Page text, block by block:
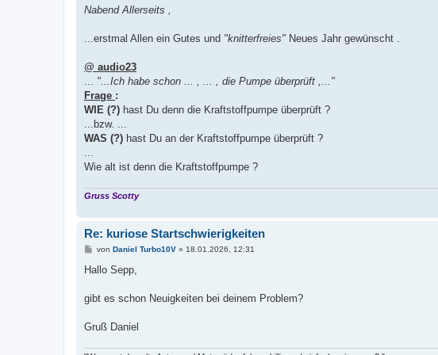
i
a
Nabend Allerseits ,
...erstmal Allen ein Gutes und "knitterfreies" Neues Jahr gewünscht .
@ audio23
"...Ich habe schon ... , ... , die Pumpe überprüft ,..."
Frage :
WIE (?) hast Du denn die Kraftstoffpumpe überprüft ?
...bzw. ...
WAS (?) hast Du an der Kraftstoffpumpe überprüft ?
Wie alt ist denn die Kraftstoffpumpe ?
Gruss Scotty
Re: kuriose Startschwierigkeiten
B
i
a
von Daniel Turbo10V» 18.01.2026, 12:31
Hallo Sepp,
gibt es schon Neuigkeiten bei deinem Problem?
Gruß Daniel